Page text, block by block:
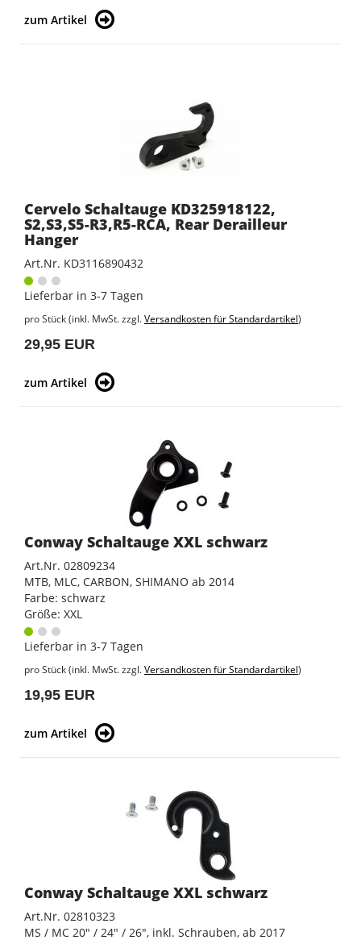
zum Artikel
Cervelo Schaltauge KD325918122,
S2,S3,S5-R3,R5-RCA, Rear Derailleur
Hanger
Art.Nr. KD3116890432
Lieferbar in 3-7 Tagen
pro Stück (inkl. MwSt. zzgl.Versandkosten für Standardartikel)
29,95 EUR
zum Artikel
Conway Schaltauge XXL schwarz
Art.Nr. 02809234
MTB, MLC, CARBON, SHIMANO ab 2014
Farbe: schwarz
Größe: XXL
Lieferbar in 3-7 Tagen
pro Stück (inkl. MwSt. zzgl.Versandkosten für Standardartikel)
19,95 EUR
zum Artikel
Conway Schaltauge XXL schwarz
Art.Nr. 02810323
MS / MC 20" / 24" / 26", inkl. Schrauben, ab 2017